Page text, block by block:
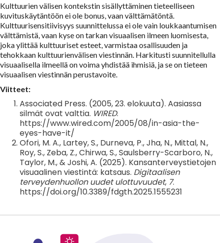
Kulttuurien välisen kontekstin sisällyttäminen tieteelliseen
kuvituskäytäntöön ei ole bonus, vaan välttämätöntä.
Kulttuurisensitiivisyys suunnittelussa ei ole vain loukkaantumisen
välttämistä, vaan kyse on tarkan visuaalisen ilmeen luomisesta,
joka ylittää kulttuuriset esteet, varmistaa osallisuuden ja
tehokkaan kulttuurienvälisen viestinnän. Harkitusti suunnitellulla
visuaalisella ilmeellä on voima yhdistää ihmisiä, ja se on tieteen
visuaalisen viestinnän perustavoite.
Viitteet:
Associated Press. (2005, 23. elokuuta). Aasiassa
silmät ovat valttia. WIRED.
https://www.wired.com/2005/08/in-asia-the-
eyes-have-it/
Ofori, M. A., Lartey, S., Durneva, P., Jha, N., Mittal, N.,
Roy, S., Zeba, Z., Chirwa, S., Saulsberry-Scarboro, N.,
Taylor, M., & Joshi, A. (2025). Kansanterveystietojen
visuaalinen viestintä: katsaus. Digitaalisen
terveydenhuollon uudet ulottuvuudet, 7.
https://doi.org/10.3389/fdgth.2025.1555231